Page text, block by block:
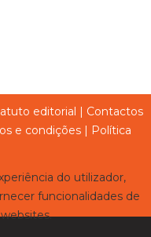
editorial
Contactos
e condições
Política
do utilizador,
funcionalidades de